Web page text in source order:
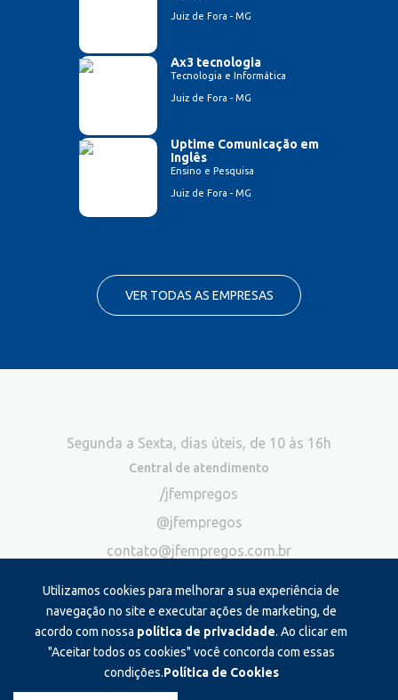
Juiz de Fora - MG
Ax3 tecnologia
Tecnologia e Informática
Juiz de Fora - MG
Uptime Comunicação em
Inglês
Ensino e Pesquisa
Juiz de Fora - MG
VER TODAS AS EMPRESAS
Utilizamos cookies para melhorar a sua experiência de
navegação no site e executar ações de marketing, de
acordo com nossa política de privacidade. Ao clicar em
"Aceitar todos os cookies" você concorda com essas
condições.Política de Cookies
Segunda a Sexta, dias úteis, de 10 às 16h
Central de atendimento
/jfempregos
@jfempregos
contato@jfempregos.com.br
Publicidade
*Exclusivo para atendimento via chat. Não atendemos ligações neste
canal
Produzido e administrado por: